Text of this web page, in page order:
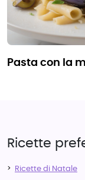
pasta con la
Ricette
Ricette di Natale